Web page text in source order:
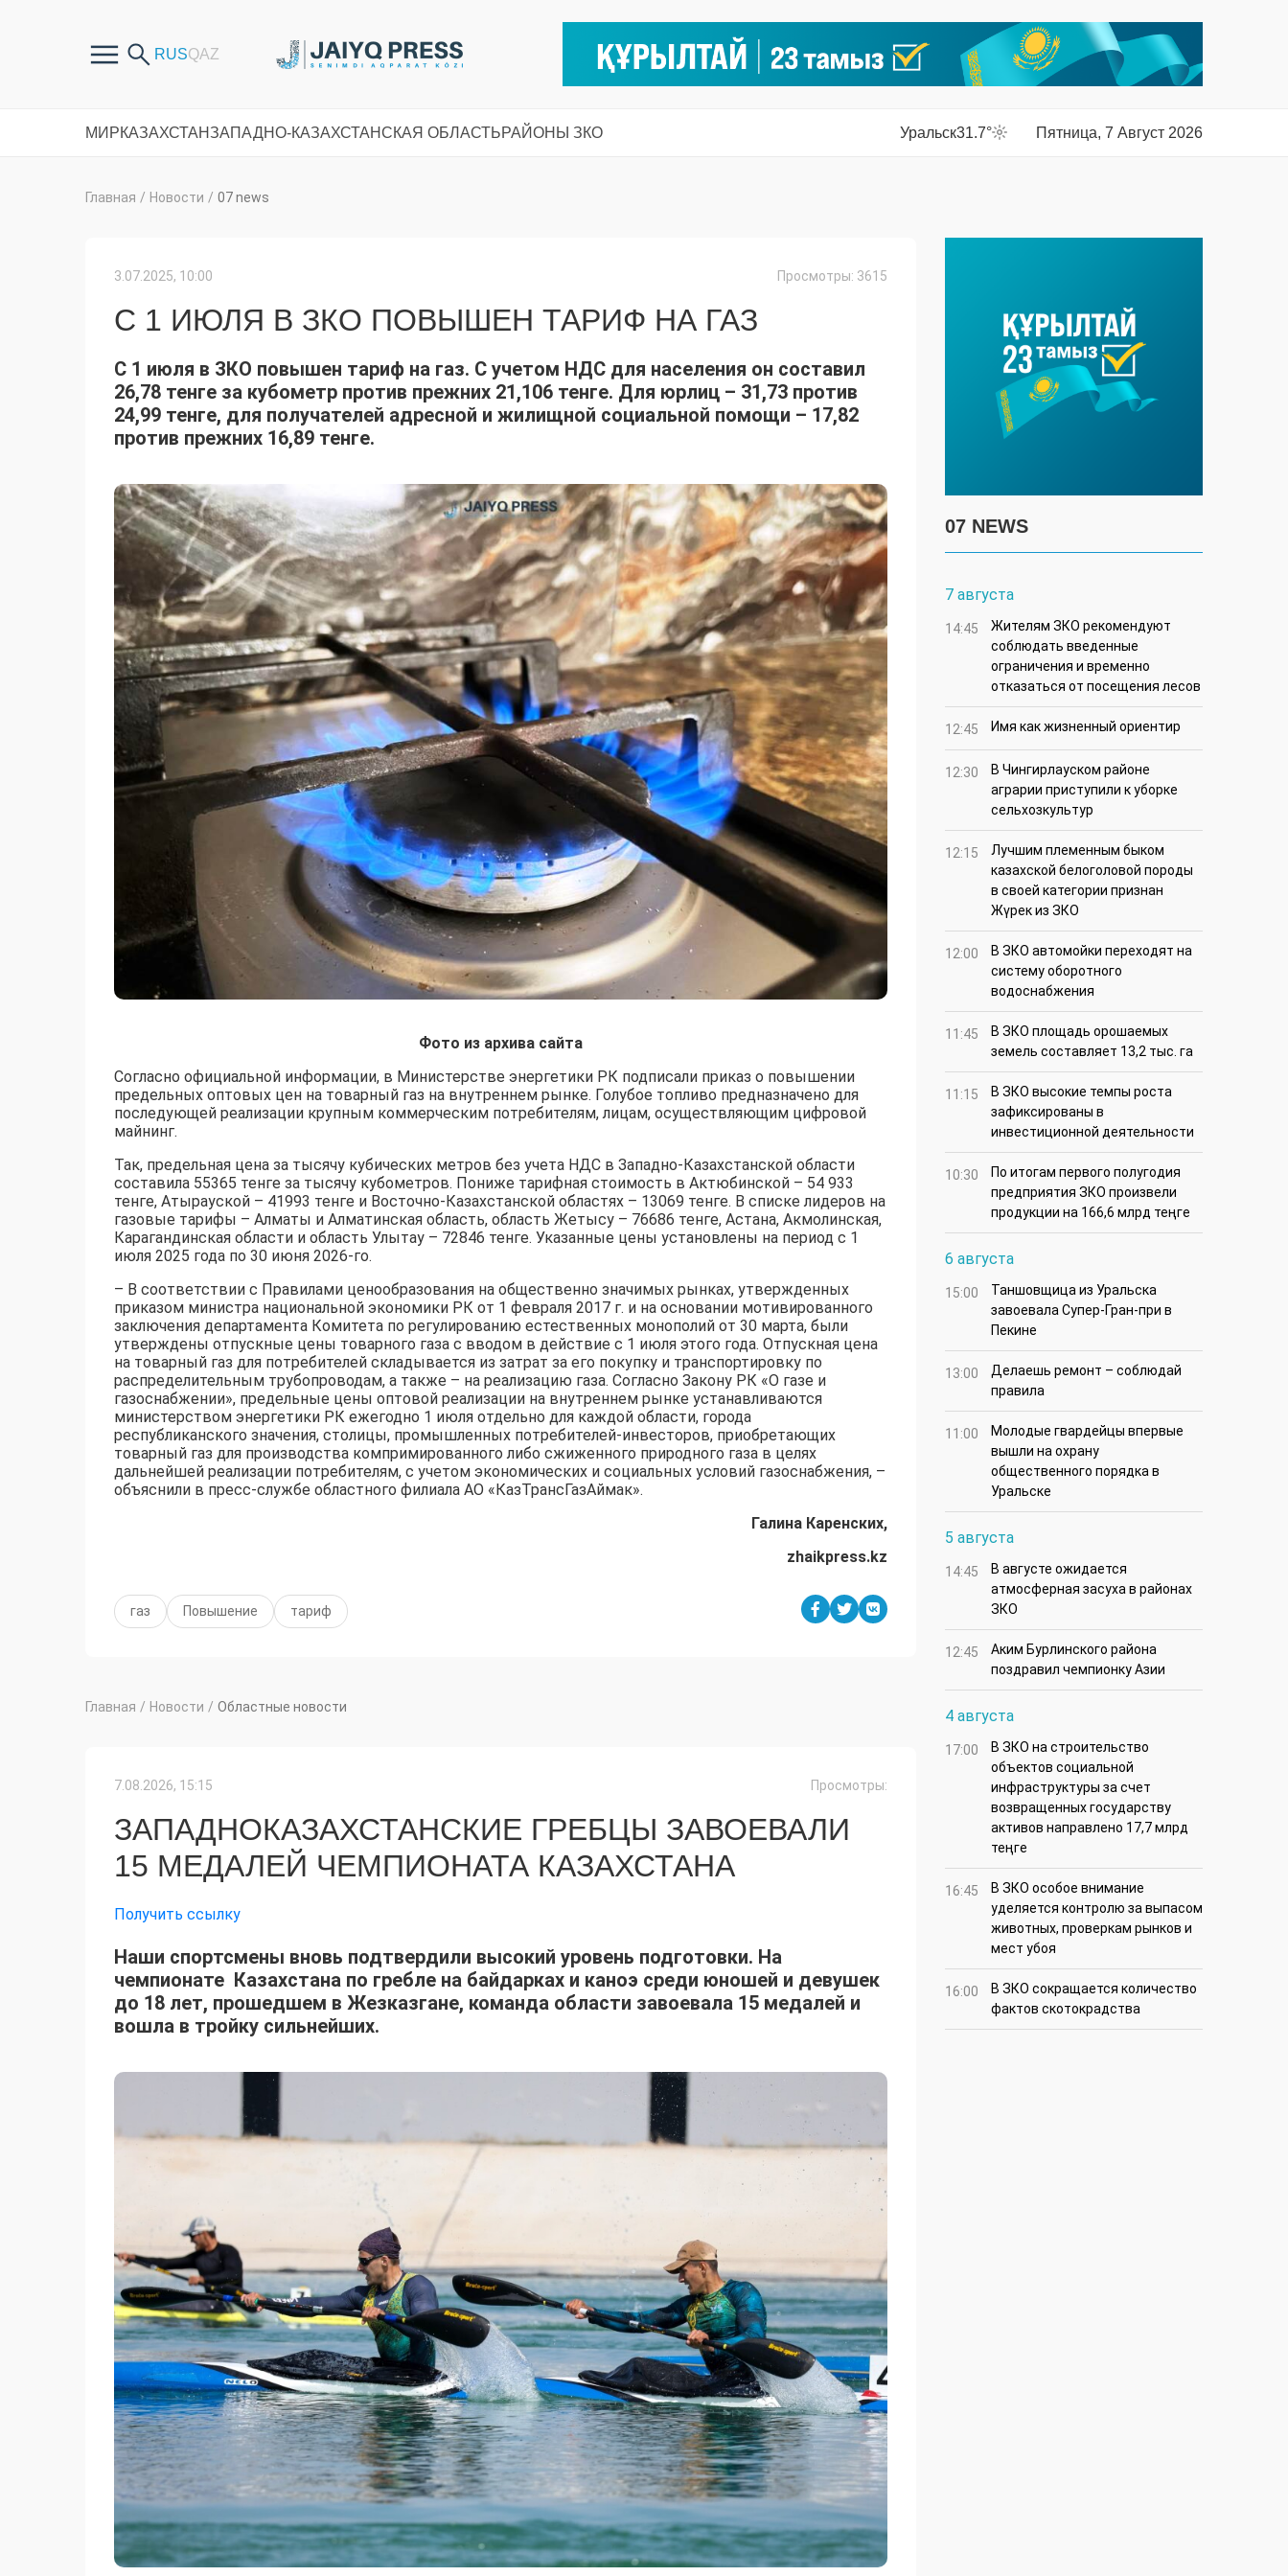
МИРКАЗАХСТАНЗАПАДНО-КАЗАХСТАНСКАЯ ОБЛАСТЬРАЙОНЫ ЗКО Уральск31.7° Пятница, 7 Август 2026
Главная / Новости / 07 news
3.07.2025, 10:00 Просмотры: 3615
С 1 ИЮЛЯ В ЗКО ПОВЫШЕН ТАРИФ НА ГАЗ
С 1 июля в ЗКО повышен тариф на газ. С учетом НДС для населения он составил
26,78 тенге за кубометр против прежних 21,106 тенге. Для юрлиц – 31,73 против
24,99 тенге, для получателей адресной и жилищной социальной помощи – 17,82
против прежних 16,89 тенге.
Фото из архива сайта
Согласно официальной информации, в Министерстве энергетики РК подписали приказ о повышении
предельных оптовых цен на товарный газ на внутреннем рынке. Голубое топливо предназначено для
последующей реализации крупным коммерческим потребителям, лицам, осуществляющим цифровой
майнинг.
Так, предельная цена за тысячу кубических метров без учета НДС в Западно-Казахстанской области
составила 55365 тенге за тысячу кубометров. Пониже тарифная стоимость в Актюбинской – 54 933
тенге, Атырауской – 41993 тенге и Восточно-Казахстанской областях – 13069 тенге. В списке лидеров на
газовые тарифы – Алматы и Алматинская область, область Жетысу – 76686 тенге, Астана, Акмолинская,
Карагандинская области и область Улытау – 72846 тенге. Указанные цены установлены на период с 1
июля 2025 года по 30 июня 2026-го.
– В соответствии с Правилами ценообразования на общественно значимых рынках, утвержденных
приказом министра национальной экономики РК от 1 февраля 2017 г. и на основании мотивированного
заключения департамента Комитета по регулированию естественных монополий от 30 марта, были
утверждены отпускные цены товарного газа с вводом в действие с 1 июля этого года. Отпускная цена
на товарный газ для потребителей складывается из затрат за его покупку и транспортировку по
распределительным трубопроводам, а также – на реализацию газа. Согласно Закону РК «О газе и
газоснабжении», предельные цены оптовой реализации на внутреннем рынке устанавливаются
министерством энергетики РК ежегодно 1 июля отдельно для каждой области, города
республиканского значения, столицы, промышленных потребителей-инвесторов, приобретающих
товарный газ для производства компримированного либо сжиженного природного газа в целях
дальнейшей реализации потребителям, с учетом экономических и социальных условий газоснабжения, –
объяснили в пресс-службе областного филиала АО «КазТрансГазАймак».
Галина Каренских,
zhaikpress.kz
газ Повышение тариф
Главная / Новости / Областные новости
7.08.2026, 15:15 Просмотры:
ЗАПАДНОКАЗАХСТАНСКИЕ ГРЕБЦЫ ЗАВОЕВАЛИ
15 МЕДАЛЕЙ ЧЕМПИОНАТА КАЗАХСТАНА
Получить ссылку
Наши спортсмены вновь подтвердили высокий уровень подготовки. На
чемпионате Казахстана по гребле на байдарках и каноэ среди юношей и девушек
до 18 лет, прошедшем в Жезказгане, команда области завоевала 15 медалей и
вошла в тройку сильнейших.
07 NEWS
7 августа
14:45
Жителям ЗКО рекомендуют
соблюдать введенные
ограничения и временно
отказаться от посещения лесов
12:45 Имя как жизненный ориентир
12:30
В Чингирлауском районе
аграрии приступили к уборке
сельхозкультур
12:15
Лучшим племенным быком
казахской белоголовой породы
в своей категории признан
Жүрек из ЗКО
12:00
В ЗКО автомойки переходят на
систему оборотного
водоснабжения
11:45
В ЗКО площадь орошаемых
земель составляет 13,2 тыс. га
11:15
В ЗКО высокие темпы роста
зафиксированы в
инвестиционной деятельности
10:30
По итогам первого полугодия
предприятия ЗКО произвели
продукции на 166,6 млрд теңге
6 августа
15:00
Таншовщица из Уральска
завоевала Супер-Гран-при в
Пекине
13:00
Делаешь ремонт – соблюдай
правила
11:00
Молодые гвардейцы впервые
вышли на охрану
общественного порядка в
Уральске
5 августа
14:45
В августе ожидается
атмосферная засуха в районах
ЗКО
12:45
Аким Бурлинского района
поздравил чемпионку Азии
4 августа
17:00
В ЗКО на строительство
объектов социальной
инфраструктуры за счет
возвращенных государству
активов направлено 17,7 млрд
теңге
16:45
В ЗКО особое внимание
уделяется контролю за выпасом
животных, проверкам рынков и
мест убоя
16:00
В ЗКО сокращается количество
фактов скотокрадства